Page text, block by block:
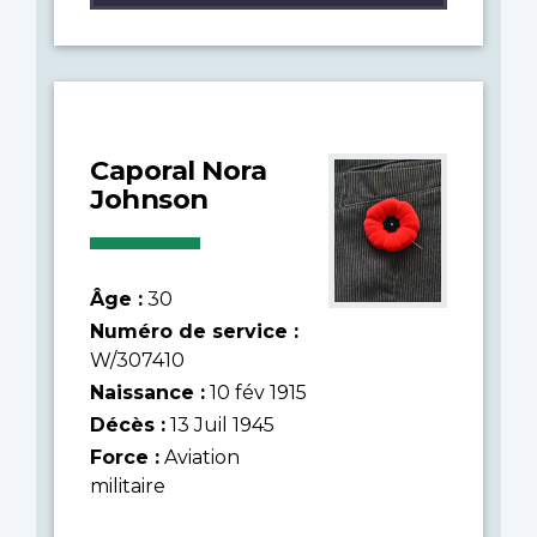
Caporal Nora
Johnson
Âge : 30
Numéro de service :
W/307410
Naissance : 10 fév 1915
Décès : 13 Juil 1945
Force : Aviation
militaire